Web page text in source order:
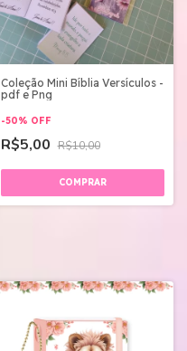
Coleção Mini Bíblia Versículos -
pdf e Png
-50% OFF
R$5,00 R$10,00